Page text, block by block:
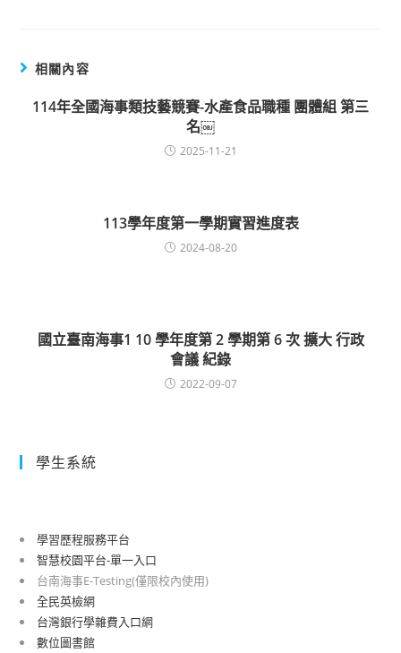
相關內容
114年全國海事類技藝競賽-水產食品職種 團體組 第三
名￼
2025-11-21
113學年度第一學期實習進度表
2024-08-20
國立臺南海事1 10 學年度第 2 學期第 6 次 擴大 行政
會議 紀錄
2022-09-07
學生系統
學習歷程服務平台
智慧校園平台-單一入口
台南海事E-Testing(僅限校內使用)
全民英檢網
台灣銀行學雜費入口網
數位圖書館